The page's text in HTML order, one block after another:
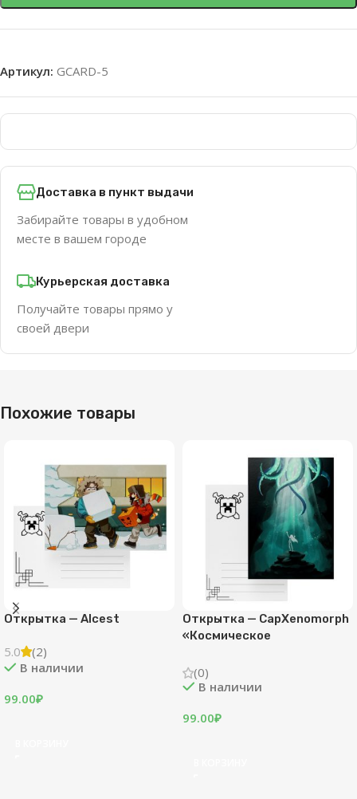
Артикул: GCARD-5
Доставка в пункт выдачи
Забирайте товары в удобном
месте в вашем городе
Курьерская доставка
Получайте товары прямо у
своей двери
Похожие товары
Открытка — Alcest
5.0
(2)
В наличии
99.00₽
Открытка — CapXenomorph
«Космическое
(0)
В наличии
99.00₽